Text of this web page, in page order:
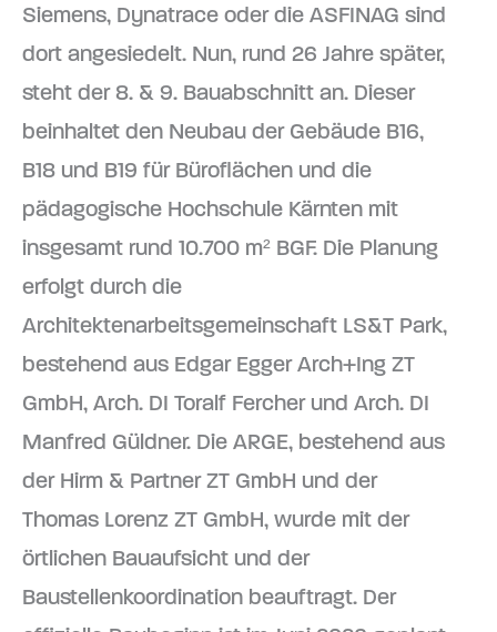
Siemens, Dynatrace oder die ASFINAG sind
dort angesiedelt. Nun, rund 26 Jahre später,
steht der 8. & 9. Bauabschnitt an. Dieser
beinhaltet den Neubau der Gebäude B16,
B18 und B19 für Büroflächen und die
pädagogische Hochschule Kärnten mit
insgesamt rund 10.700 m² BGF. Die Planung
erfolgt durch die
Architektenarbeitsgemeinschaft LS&T Park,
bestehend aus Edgar Egger Arch+Ing ZT
GmbH, Arch. DI Toralf Fercher und Arch. DI
Manfred Güldner. Die ARGE, bestehend aus
der Hirm & Partner ZT GmbH und der
Thomas Lorenz ZT GmbH, wurde mit der
örtlichen Bauaufsicht und der
Baustellenkoordination beauftragt. Der